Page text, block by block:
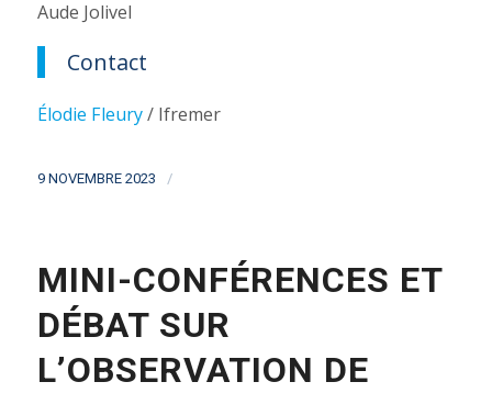
Aude Jolivel
Contact
Élodie Fleury/ Ifremer
9 NOVEMBRE 2023 /
MINI-CONFÉRENCES ET
DÉBAT SUR
L’OBSERVATION DE